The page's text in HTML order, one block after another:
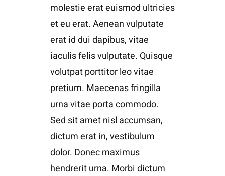
molestie erat euismod ultricies
et eu erat. Aenean vulputate
erat id dui dapibus, vitae
iaculis felis vulputate. Quisque
volutpat porttitor leo vitae
pretium. Maecenas fringilla
urna vitae porta commodo.
Sed sit amet nisl accumsan,
dictum erat in, vestibulum
dolor. Donec maximus
hendrerit urna. Morbi dictum